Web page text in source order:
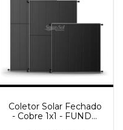
Coletor Solar Fechado
- Cobre 1x1 - FUNDO